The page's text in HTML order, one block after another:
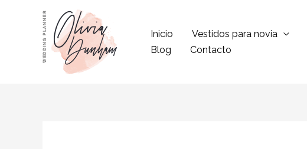
contenido
Inicio Vestidos para novia
Blog
Contacto